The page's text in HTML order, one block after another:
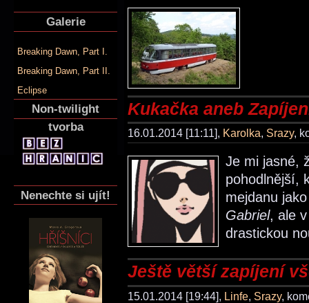
Galerie
Breaking Dawn, Part I.
Breaking Dawn, Part II.
Eclipse
Non-twilight
tvorba
Nenechte si ujít!
Kukačka aneb
16.01.2014 [11:11], Karolka, Srazy,
Je mi jasné,
pohodlnější,
mejdanu
Gabriel, ale
drastickou
Ještě větší zapíjení
15.01.2014 [19:44], Linfe Srazy,